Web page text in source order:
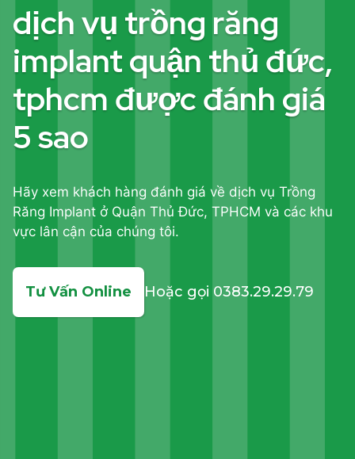
dịch vụ trồng răng
implant quận thủ đức,
tphcm được đánh giá
5 sao
Hãy xem khách hàng đánh giá về dịch vụ Trồng
Răng Implant ở Quận Thủ Đức, TPHCM và các khu
vực lân cận của chúng tôi.
Tư Vấn Online Hoặc gọi 0383.29.29.79